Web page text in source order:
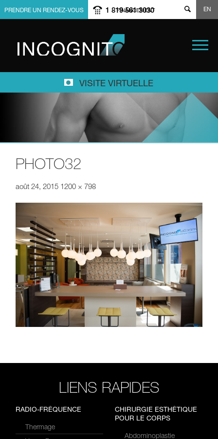
FINANCEMENT
PRENDRE UN RENDEZ-VOUS 1 819 561 3030 EN
VISITE VIRTUELLE
PHOTO32
août 24, 2015 1200 × 798
LIENS RAPIDES
RADIO-FRÉQUENCE
Thermage
CHIRURGIE ESTHÉTIQUE
POUR LE CORPS
Abdominoplastie